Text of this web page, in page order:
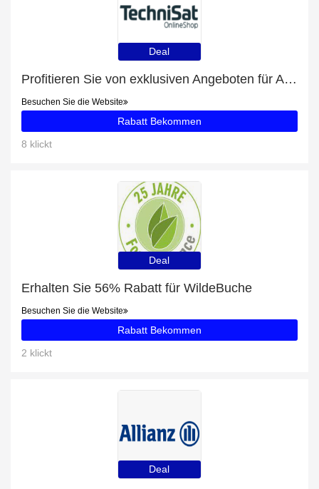
Deal
Profitieren Sie von exklusiven Angeboten für Aktoren + 59% Rabatt auf Newsletter-Abonnements
Besuchen Sie die Website
Rabatt Bekommen
8 klickt
Deal
Erhalten Sie 56% Rabatt für WildeBuche
Besuchen Sie die Website
Rabatt Bekommen
2 klickt
Deal